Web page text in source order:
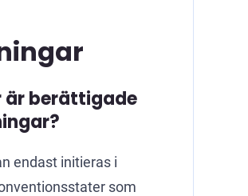
är berättigade
endast initieras i
som